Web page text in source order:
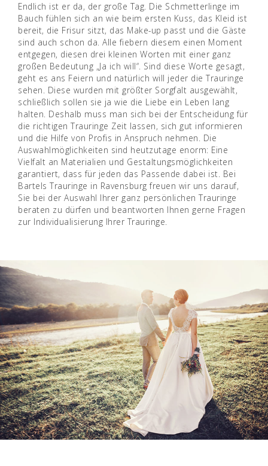
Endlich ist er da, der große Tag. Die Schmetterlinge im
Bauch fühlen sich an wie beim ersten Kuss, das Kleid ist
bereit, die Frisur sitzt, das Make-up passt und die Gäste
sind auch schon da. Alle fiebern diesem einen Moment
entgegen, diesen drei kleinen Worten mit einer ganz
großen Bedeutung „Ja ich will“. Sind diese Worte gesagt,
geht es ans Feiern und natürlich will jeder die Trauringe
sehen. Diese wurden mit größter Sorgfalt ausgewählt,
schließlich sollen sie ja wie die Liebe ein Leben lang
halten. Deshalb muss man sich bei der Entscheidung für
die richtigen Trauringe Zeit lassen, sich gut informieren
und die Hilfe von Profis in Anspruch nehmen. Die
Auswahlmöglichkeiten sind heutzutage enorm: Eine
Vielfalt an Materialien und Gestaltungsmöglichkeiten
garantiert, dass für jeden das Passende dabei ist. Bei
Bartels Trauringe in Ravensburg freuen wir uns darauf,
Sie bei der Auswahl Ihrer ganz persönlichen Trauringe
beraten zu dürfen und beantworten Ihnen gerne Fragen
zur Individualisierung Ihrer Trauringe.